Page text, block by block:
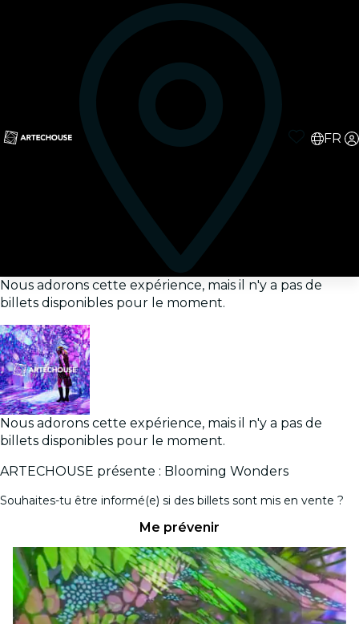
FR
Nous adorons cette expérience, mais il n'y a pas de
billets disponibles pour le moment.
Nous adorons cette expérience, mais il n'y a pas de
billets disponibles pour le moment.
ARTECHOUSE présente : Blooming Wonders
Souhaites-tu être informé(e) si des billets sont mis en vente ?
Me prévenir